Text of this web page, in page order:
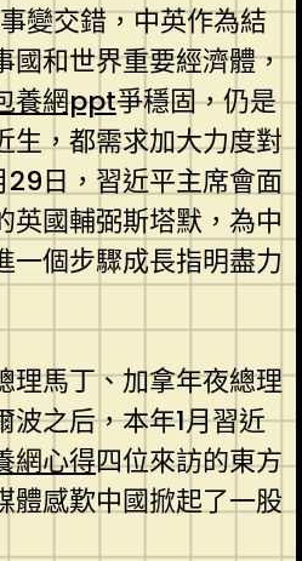
變交錯，中英作為結
國和世界重要經濟體，
養網ppt爭穩固，仍是
生，都需求加大力度對
29日，習近平主席會面
英國輔弼斯塔默，為中
一個步驟成長指明盡力
理馬丁、加拿年夜總理
波之后，本年1月習近
網心得四位來訪的東方
體感歎中國掀起了一股